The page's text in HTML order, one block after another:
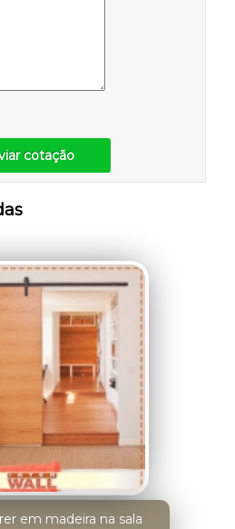
cotação
em madeira na sala